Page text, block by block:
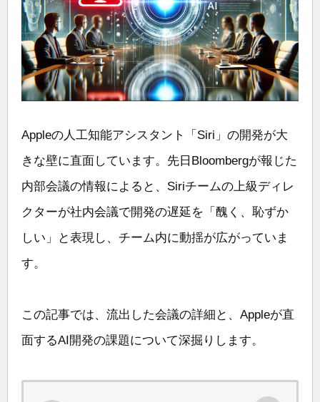
Appleの人工知能アシスタント「Siri」の開発が大
きな壁に直面しています。先日Bloombergが報じた
内部会議の情報によると、Siriチームの上級ディレ
クターが社内会議で開発の遅延を「醜く、恥ずか
しい」と表現し、チーム内に動揺が広がっていま
す。
この記事では、流出した会議の詳細と、Appleが直
面するAI開発の課題について深掘りします。